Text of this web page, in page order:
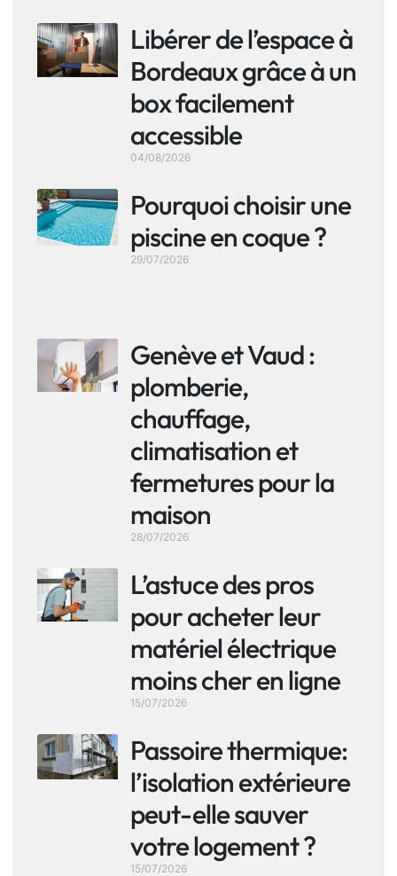
Libérer de l’espace à
Bordeaux grâce à un
box facilement
accessible
04/08/2026
Pourquoi choisir une
piscine en coque ?
29/07/2026
Genève et Vaud :
plomberie,
chauffage,
climatisation et
fermetures pour la
maison
28/07/2026
L’astuce des pros
pour acheter leur
matériel électrique
moins cher en ligne
15/07/2026
Passoire thermique:
l’isolation extérieure
peut-elle sauver
votre logement ?
15/07/2026